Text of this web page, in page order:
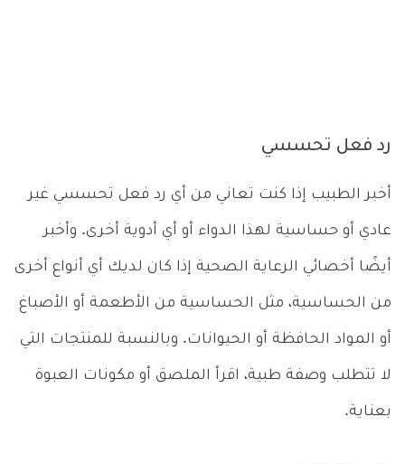
رد فعل تحسسي
أخبر الطبيب إذا كنت تعاني من أي رد فعل تحسسي غير
عادي أو حساسية لهذا الدواء أو أي أدوية أخرى. وأخبر
أيضًا أخصائي الرعاية الصحية إذا كان لديك أي أنواع أخرى
من الحساسية، مثل الحساسية من الأطعمة أو الأصباغ
أو المواد الحافظة أو الحيوانات. وبالنسبة للمنتجات التي
لا تتطلب وصفة طبية، اقرأ الملصق أو مكونات العبوة
بعناية.